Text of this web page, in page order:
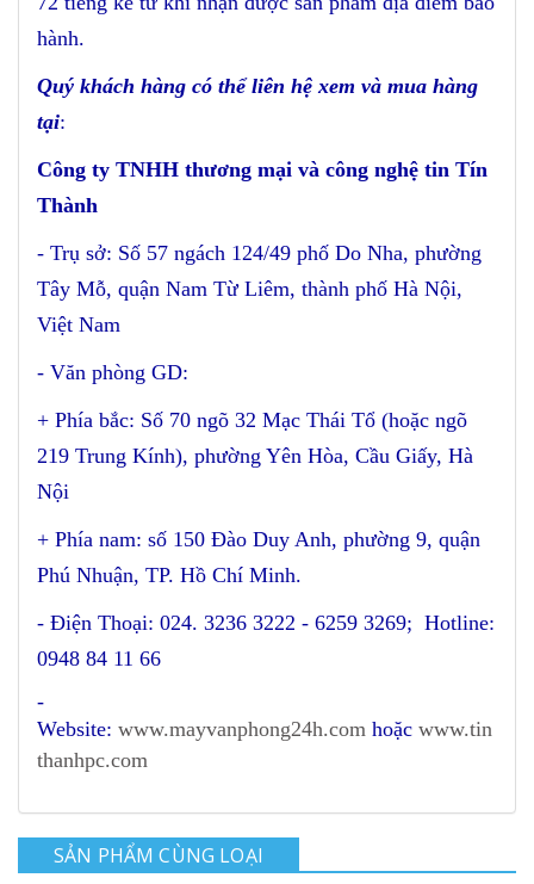
hành.
Quý khách hàng có thể liên hệ xem và mua hàng
tại:
Công ty TNHH thương mại và công nghệ tin Tín
Thành
- Trụ sở: Số 57 ngách 124/49 phố Do Nha, phường
Tây Mỗ, quận Nam Từ Liêm, thành phố Hà Nội,
Việt Nam
- Văn phòng GD:
+ Phía bắc: Số 70 ngõ 32 Mạc Thái Tổ (hoặc ngõ
219 Trung Kính), phường Yên Hòa, Cầu Giấy, Hà
Nội
+ Phía nam: số 150 Đào Duy Anh, phường 9, quận
Phú Nhuận, TP. Hồ Chí Minh.
- Điện Thoại: 024. 3236 3222 - 6259 3269; Hotline:
0948 84 11 66
-
Website: www.mayvanphong24h.com hoặc www.tin
thanhpc.com
SẢN PHẨM CÙNG LOẠI